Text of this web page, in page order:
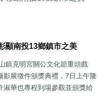
顯南投13鄉鎮市之美
鎮克明宮關公文化節重頭戲
展徵件頒獎典禮，7日上午隆
華也專程到場參觀並頒獎給